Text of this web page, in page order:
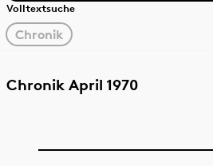
Volltextsuche
gewählter
Filter
Chronik
Quelle Zeitraum
Chronik April 1970